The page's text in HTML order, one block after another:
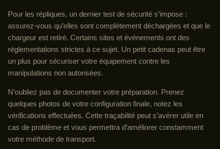
Pour les répliques, un dernier test de sécurité s’impose :
assurez-vous qu’elles sont complètement déchargées et que le
chargeur est retiré. Certains sites et événements ont des
réglementations strictes à ce sujet. Un petit cadenas peut être
un plus pour sécuriser votre équipement contre les
manipulations non autorisées.
N’oubliez pas de documenter votre préparation. Prenez
quelques photos de votre configuration finale, notez les
vérifications effectuées. Cette traçabilité peut s’avérer utile en
cas de problème et vous permettra d’améliorer constamment
votre méthode de transport.